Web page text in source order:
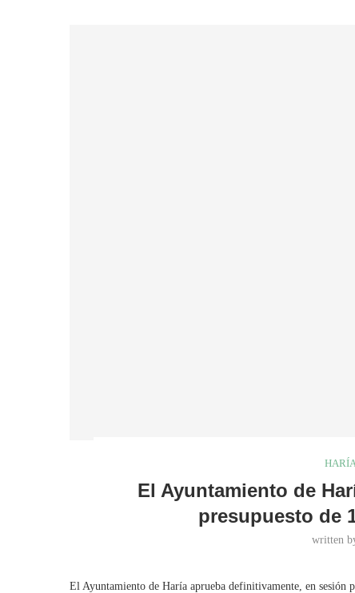
HARÍA
El Ayuntamiento de
presupuesto de
written
El Ayuntamiento de Haría aprueba definitivamente, en sesión